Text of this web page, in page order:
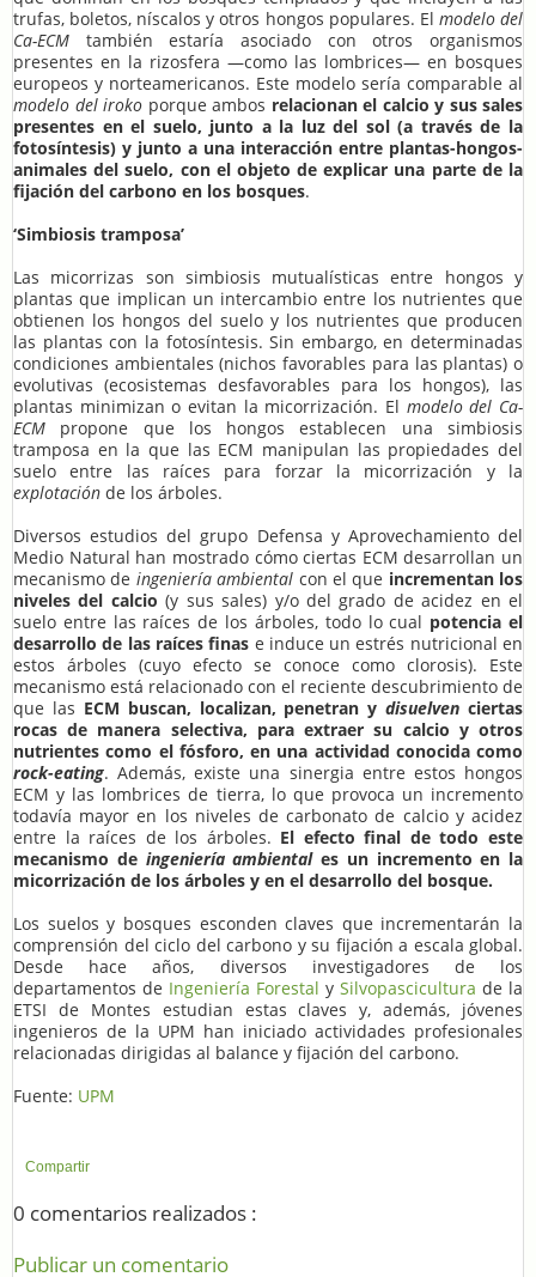
trufas, boletos, níscalos y otros hongos populares. El modelo del
Ca-ECM también estaría asociado con otros organismos
presentes en la rizosfera —como las lombrices— en bosques
europeos y norteamericanos. Este modelo sería comparable al
modelo del iroko porque ambos relacionan el calcio y sus sales
presentes en el suelo, junto a la luz del sol (a través de la
fotosíntesis) y junto a una interacción entre plantas-hongos-
animales del suelo, con el objeto de explicar una parte de la
fijación del carbono en los bosques.
‘Simbiosis tramposa’
Las micorrizas son simbiosis mutualísticas entre hongos y
plantas que implican un intercambio entre los nutrientes que
obtienen los hongos del suelo y los nutrientes que producen
las plantas con la fotosíntesis. Sin embargo, en determinadas
condiciones ambientales (nichos favorables para las plantas) o
evolutivas (ecosistemas desfavorables para los hongos), las
plantas minimizan o evitan la micorrización. El modelo del Ca-
ECM propone que los hongos establecen una simbiosis
tramposa en la que las ECM manipulan las propiedades del
suelo entre las raíces para forzar la micorrización y la
explotación de los árboles.
Diversos estudios del grupo Defensa y Aprovechamiento del
Medio Natural han mostrado cómo ciertas ECM desarrollan un
mecanismo de ingeniería ambiental con el que incrementan los
niveles del calcio (y sus sales) y/o del grado de acidez en el
suelo entre las raíces de los árboles, todo lo cual potencia el
desarrollo de las raíces finas e induce un estrés nutricional en
estos árboles (cuyo efecto se conoce como clorosis). Este
mecanismo está relacionado con el reciente descubrimiento de
que las ECM buscan, localizan, penetran ydisuelven ciertas
rocas de manera selectiva, para extraer su calcio y otros
nutrientes como el fósforo, en una actividad conocida como
rock-eating. Además, existe una sinergia entre estos hongos
ECM y las lombrices de tierra, lo que provoca un incremento
todavía mayor en los niveles de carbonato de calcio y acidez
entre la raíces de los árboles. El efecto final de todo este
mecanismo de ingeniería ambientales un incremento en la
micorrización de los árboles y en el desarrollo del bosque.
Los suelos y bosques esconden claves que incrementarán la
comprensión del ciclo del carbono y su fijación a escala global.
Desde hace años, diversos investigadores de los
departamentos de Ingeniería Forestal y Silvopascicultura de la
ETSI de Montes estudian estas claves y, además, jóvenes
ingenieros de la UPM han iniciado actividades profesionales
relacionadas dirigidas al balance y fijación del carbono.
Fuente: UPM
Compartir
0 comentarios realizados :
Publicar un comentario